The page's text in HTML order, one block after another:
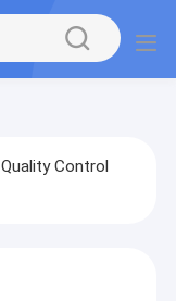
Quality Control